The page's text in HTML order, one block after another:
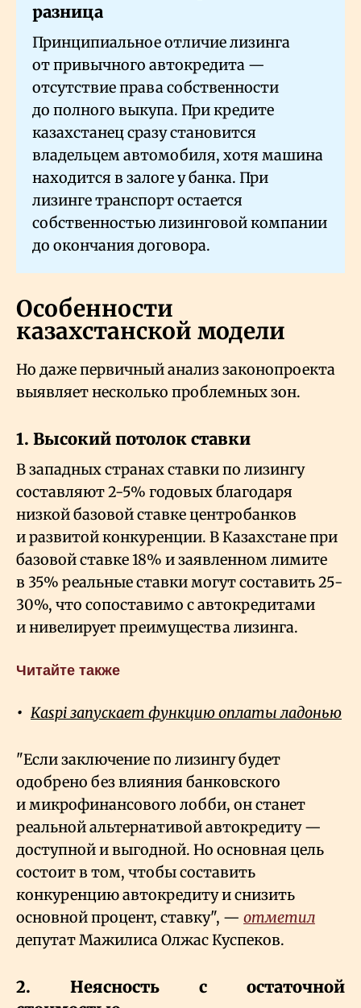
разница
Принципиальное отличие лизинга
от привычного автокредита —
отсутствие права собственности
до полного выкупа. При кредите
казахстанец сразу становится
владельцем автомобиля, хотя машина
находится в залоге у банка. При
лизинге транспорт остается
собственностью лизинговой компании
до окончания договора.
Особенности
казахстанской модели
Но даже первичный анализ законопроекта
выявляет несколько проблемных зон.
1. Высокий потолок ставки
В западных странах ставки по лизингу
составляют 2-5% годовых благодаря
низкой базовой ставке центробанков
и развитой конкуренции. В Казахстане при
базовой ставке 18% и заявленном лимите
в 35% реальные ставки могут составить 25-
30%, что сопоставимо с автокредитами
и нивелирует преимущества лизинга.
Читайте также
Kaspi запускает функцию оплаты ладонью
"Если заключение по лизингу будет
одобрено без влияния банковского
и микрофинансового лобби, он станет
реальной альтернативой автокредиту —
доступной и выгодной. Но основная цель
состоит в том, чтобы составить
конкуренцию автокредиту и снизить
основной процент, ставку", — отметил
депутат Мажилиса Олжас Куспеков.
2. Неясность с остаточной